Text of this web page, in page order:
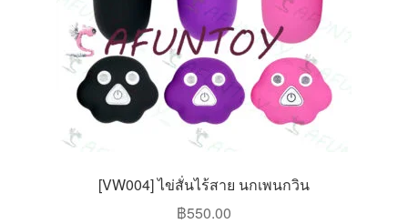
the
product
page
[VW004] ไข่สั่นไร้สาย นกเพนกวิน
฿550.00